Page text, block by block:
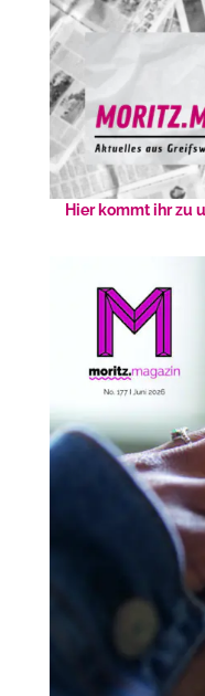
Hier kommt ihr zu